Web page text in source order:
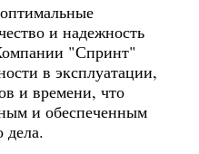
и надежность
"Спринт"
в эксплуатации,
и времени, что
и обеспеченным